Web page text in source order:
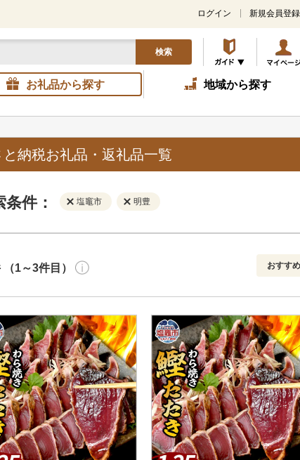
ログイン 新規会員登録
検索
お礼品から探す 地域から探す
と納税お礼品・返礼品一覧
条件： 塩竈市 明豊
円
決済方法 解除
PayPay
クレジットカード決済
Amazon Pay
楽天ペイ
メルペイ
コンビニ支払い
解除
発送種別 解除
通常
冷蔵便
冷凍便
（1～3件目） おすす
新着順
レビュー
レビュー
寄付金額
寄付金額